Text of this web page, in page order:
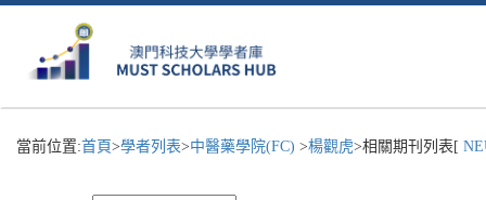
當前位置:首頁>學者列表>中醫藥學院(FC) >楊觀虎>相關期刊列表[